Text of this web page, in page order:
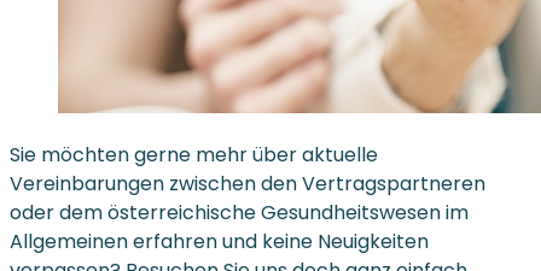
Sie möchten gerne mehr über aktuelle
Vereinbarungen zwischen den Vertragspartneren
oder dem österreichische Gesundheitswesen im
Allgemeinen erfahren und keine Neuigkeiten